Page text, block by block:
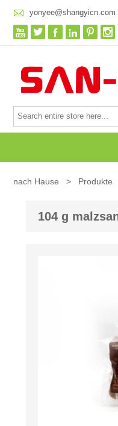
 yonyee@shangyicn.com
     
nach Hause > Produkte
104 g